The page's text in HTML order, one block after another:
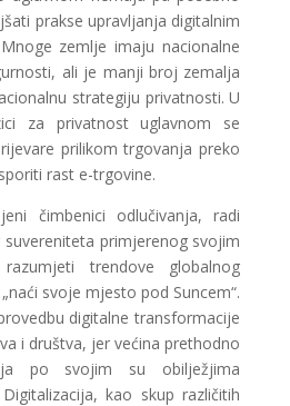
prakse upravljanja digitalnim
zemlje imaju nacionalne
ali je manji broj zemalja
strategiju privatnosti. U
za privatnost uglavnom se
prilikom trgovanja preko
rast e-trgovine.
čimbenici odlučivanja, radi
primjerenog svojim
trendove globalnog
svoje mjesto pod Suncem“.
digitalne transformacije
i društva, jer većina prethodno
po svojim su obilježjima
kao skup različitih